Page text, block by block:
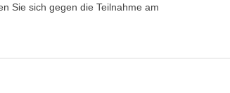
Sie sich gegen die Teilnahme am